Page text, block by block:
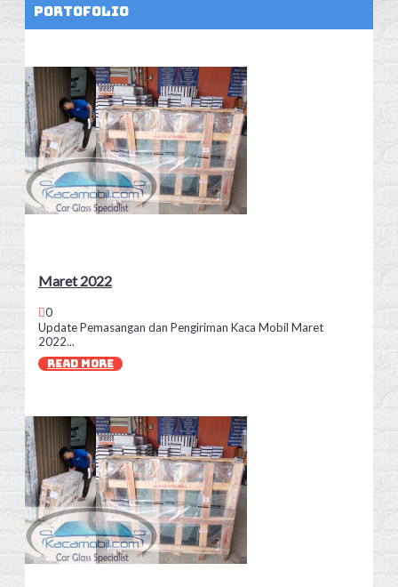
Portofolio
Maret 2022
0
Update Pemasangan dan Pengiriman Kaca Mobil Maret
2022...
READ MORE